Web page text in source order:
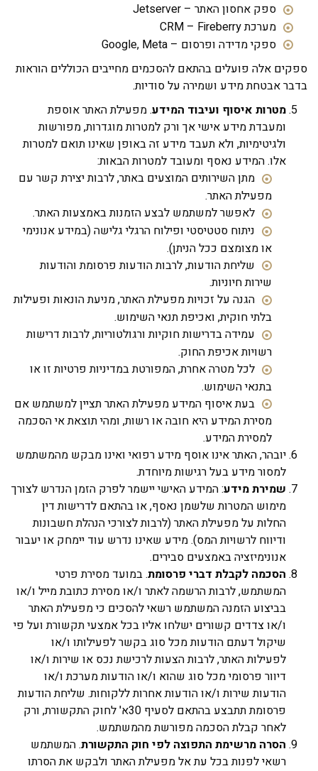
ספק אחסון האתר – Jetserver
מערכת CRM – Fireberry
ספקי מדידה ופרסום – Google, Meta
אלה פועלים בהתאם להסכמים מחייבים הכוללים הוראות
אבטחת מידע ושמירה על סודיות.
מטרות איסוף ועיבוד המידע. מפעילת האתר אוספת
ומעבדת מידע אישי אך ורק למטרות מוגדרות, מפורשות
ולגיטימיות, ולא תעבד מידע זה באופן שאינו תואם למטרות
אלו. המידע נאסף ומעובד למטרות הבאות:
מתן השירותים המוצעים באתר, לרבות יצירת קשר עם
מפעילת האתר.
לאפשר למשתמש לבצע הזמנות באמצעות האתר.
ניתוח סטטיסטי ופילוח הרגלי גלישה (במידע אנונימי
או מצומצם ככל הניתן).
שליחת הודעות, לרבות הודעות פרסומת והודעות
שירות חיוניות.
הגנה על זכויות מפעילת האתר, מניעת הונאות ופעילות
בלתי חוקית, ואכיפת תנאי השימוש.
עמידה בדרישות חוקיות ורגולטוריות, לרבות דרישות
רשויות אכיפת החוק.
לכל מטרה אחרת, המפורטת במדיניות פרטיות זו או
בתנאי השימוש.
בעת איסוף המידע מפעילת האתר תציין למשתמש אם
מסירת המידע היא חובה או רשות, ומהי תוצאת אי הסכמה
למסירת המידע.
יובהר, האתר אינו אוסף מידע רפואי ואינו מבקש מהמשתמש
למסור מידע בעל רגישות מיוחדת.
שמירת מידע: המידע האישי יישמר לפרק הזמן הנדרש לצורך
מימוש המטרות שלשמן נאסף, או בהתאם לדרישות דין
החלות על מפעילת האתר (לרבות לצורכי הנהלת חשבונות
ודיווח לרשויות המס). מידע שאינו נדרש עוד יימחק או יעבור
אנונימיזציה באמצעים סבירים.
הסכמה לקבלת דברי פרסומת. במועד מסירת פרטי
המשתמש, לרבות הרשמה לאתר ו/או מסירת כתובת מייל ו/או
בביצוע הזמנה המשתמש רשאי להסכים כי מפעילת האתר
ו/או צדדים קשורים ישלחו אליו בכל אמצעי תקשורת ועל פי
שיקול דעתם הודעות מכל סוג בקשר לפעילותו ו/או
לפעילות האתר, לרבות הצעות לרכישת נכס או שירות ו/או
דיוור פרסומי מכל סוג שהוא ו/או הודעות מערכת ו/או
הודעות שירות ו/או הודעות אחרות ללקוחות. שליחת הודעות
פרסומת תתבצע בהתאם לסעיף 30א' לחוק התקשורת, ורק
לאחר קבלת הסכמה מפורשת מהמשתמש.
הסרה מרשימת התפוצה לפי חוק התקשורת. המשתמש
רשאי לפנות בכל עת אל מפעילת האתר ולבקש את הסרתו